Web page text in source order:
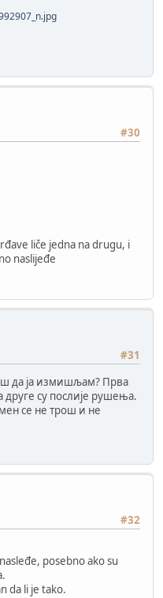
#30
liče jedna na drugu, i
naslijeđe
#31
да ја измишљам? Прва
друге су послије рушења.
се не трош и не
#32
posebno ako su
da li je tako.